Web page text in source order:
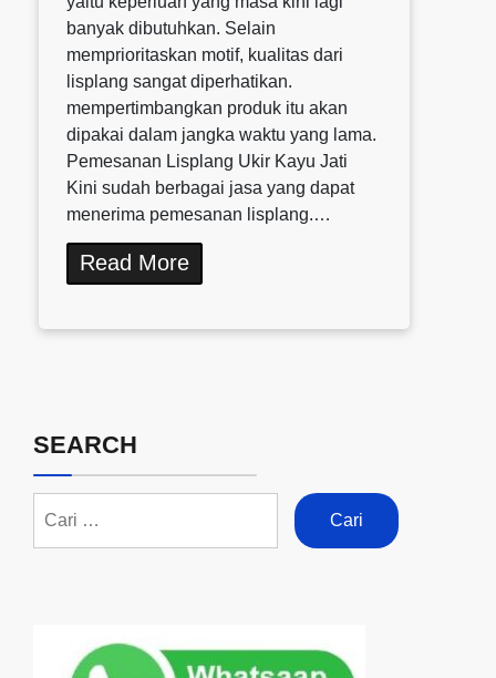
banyak dibutuhkan. Selain
memprioritaskan motif, kualitas dari
lisplang sangat diperhatikan.
mempertimbangkan produk itu akan
dipakai dalam jangka waktu yang lama.
Pemesanan Lisplang Ukir Kayu Jati
Kini sudah berbagai jasa yang dapat
menerima pemesanan lisplang.…
Read More
SEARCH